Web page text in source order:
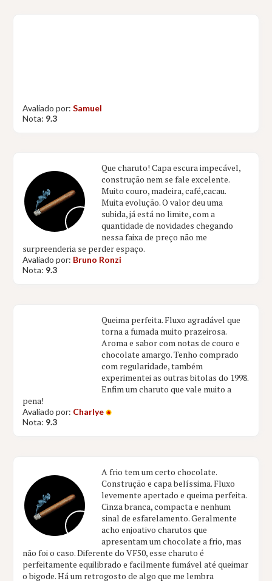
Avaliado por:Samuel
Nota: 9.3
Que charuto! Capa escura impecável,
construção nem se fale excelente.
Muito couro, madeira, café,cacau.
Muita evolução. O valor deu uma
subida, já está no limite, com a
quantidade de novidades chegando
nessa faixa de preço não me
surpreenderia se perder espaço.
Avaliado por: Bruno Ronzi
Nota: 9.3
Queima perfeita. Fluxo agradável que
torna a fumada muito prazeirosa.
Aroma e sabor com notas de couro e
chocolate amargo. Tenho comprado
com regularidade, também
experimentei as outras bitolas do 1998.
Enfim um charuto que vale muito a
pena!
Avaliado por: Charlye
Nota: 9.3
A frio tem um certo chocolate.
Construção e capa belíssima. Fluxo
levemente apertado e queima perfeita.
Cinza branca, compacta e nenhum
sinal de esfarelamento. Geralmente
acho enjoativo charutos que
apresentam um chocolate a frio, mas
não foi o caso. Diferente do VF50, esse charuto é
perfeitamente equilibrado e facilmente fumável até queimar
o bigode. Há um retrogosto de algo que me lembra